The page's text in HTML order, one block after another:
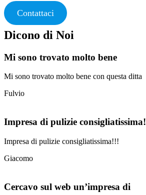
Contattaci
Dicono di Noi
Mi sono trovato molto bene
Mi sono trovato molto bene con questa ditta
Fulvio
Impresa di pulizie
Impresa di pulizie consigliatissima!!!
Giacomo
Cercavo sul web un’impresa di